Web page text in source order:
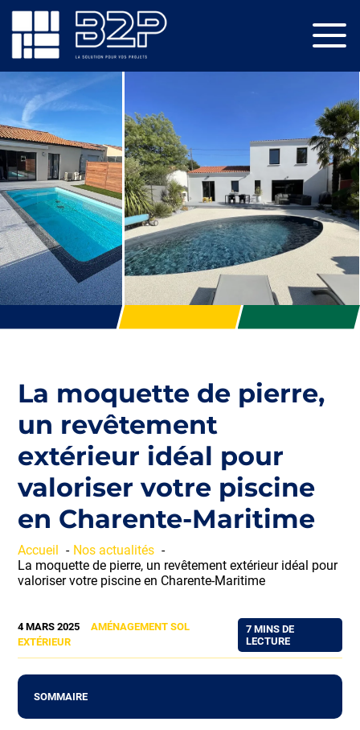
La moquette de pierre,
un revêtement
extérieur idéal pour
valoriser votre piscine
en Charente-Maritime
Accueil
Nos actualités
La moquette de pierre, un revêtement extérieur idéal pour
valoriser votre piscine en Charente-Maritime
4 MARS 2025
AMÉNAGEMENT SOL
EXTÉRIEUR
7 MINS DE
LECTURE
SOMMAIRE